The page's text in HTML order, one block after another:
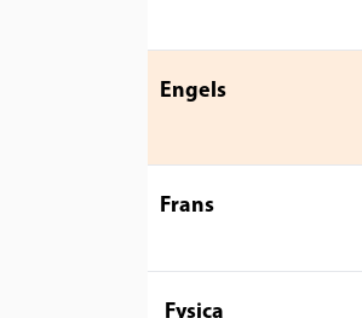
Engels
Frans
Fysica